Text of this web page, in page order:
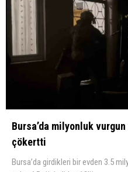
Bursa’da milyonluk
çökertti
Bursa’da girdikleri bir evden 3.5